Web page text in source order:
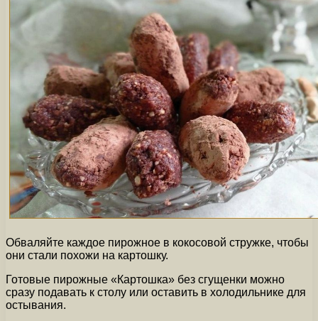
Обваляйте каждое пирожное в кокосовой стружке, чтобы
они стали похожи на картошку.
Готовые пирожные «Картошка» без сгущенки можно
сразу подавать к столу или оставить в холодильнике для
остывания.